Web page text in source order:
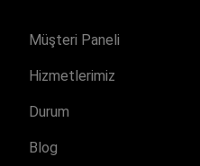
Müşteri Paneli
Hizmetlerimiz
Durum
Blog